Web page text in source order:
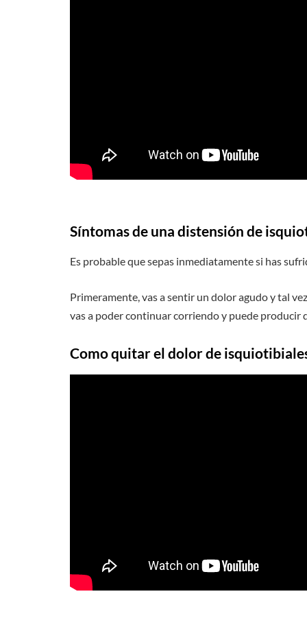
Síntomas de una distensión de
Es probable que sepas inmediatamente si has
Primeramente, vas a sentir un dolor agudo y tal
vas a poder continuar corriendo y puede producir
Como quitar el dolor de